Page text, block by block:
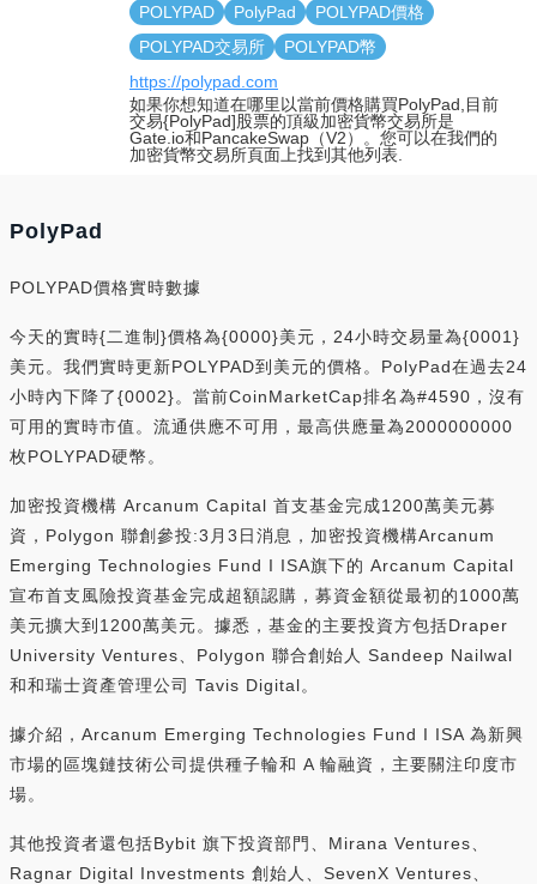
POLYPAD PolyPad
POLYPAD價格
POLYPAD交易所
POLYPAD幣
https://polypad.com
如果你想知道在哪里以當前價格購買PolyPad,目前
交易{PolyPad]股票的頂級加密貨幣交易所是
Gate.io和PancakeSwap（V2）。您可以在我們的
加密貨幣交易所頁面上找到其他列表.
PolyPad
POLYPAD價格實時數據
今天的實時{二進制}價格為{0000}美元，24小時交易量為{0001}
美元。我們實時更新POLYPAD到美元的價格。PolyPad在過去24
小時內下降了{0002}。當前CoinMarketCap排名為#4590，沒有
可用的實時市值。流通供應不可用，最高供應量為2000000000
枚POLYPAD硬幣。
加密投資機構 Arcanum Capital 首支基金完成1200萬美元募
資，Polygon 聯創參投:3月3日消息，加密投資機構Arcanum
Emerging Technologies Fund I ISA旗下的 Arcanum Capital
宣布首支風險投資基金完成超額認購，募資金額從最初的1000萬
美元擴大到1200萬美元。據悉，基金的主要投資方包括Draper
University Ventures、Polygon 聯合創始人 Sandeep Nailwal
和和瑞士資產管理公司 Tavis Digital。
據介紹，Arcanum Emerging Technologies Fund I ISA 為新興
市場的區塊鏈技術公司提供種子輪和 A 輪融資，主要關注印度市
場。
其他投資者還包括Bybit 旗下投資部門、Mirana Ventures、
Ragnar Digital Investments 創始人、SevenX Ventures、